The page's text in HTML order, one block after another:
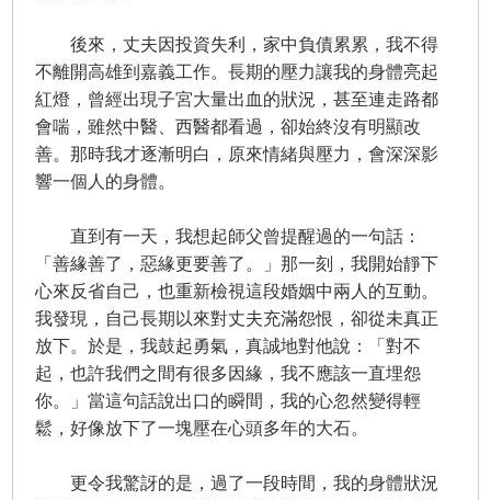
後來，丈夫因投資失利，家中負債累累，我不得
不離開高雄到嘉義工作。長期的壓力讓我的身體亮起
紅燈，曾經出現子宮大量出血的狀況，甚至連走路都
會喘，雖然中醫、西醫都看過，卻始終沒有明顯改
善。那時我才逐漸明白，原來情緒與壓力，會深深影
響一個人的身體。
直到有一天，我想起師父曾提醒過的一句話：
「善緣善了，惡緣更要善了。」那一刻，我開始靜下
心來反省自己，也重新檢視這段婚姻中兩人的互動。
我發現，自己長期以來對丈夫充滿怨恨，卻從未真正
放下。於是，我鼓起勇氣，真誠地對他說：「對不
起，也許我們之間有很多因緣，我不應該一直埋怨
你。」當這句話說出口的瞬間，我的心忽然變得輕
鬆，好像放下了一塊壓在心頭多年的大石。
更令我驚訝的是，過了一段時間，我的身體狀況